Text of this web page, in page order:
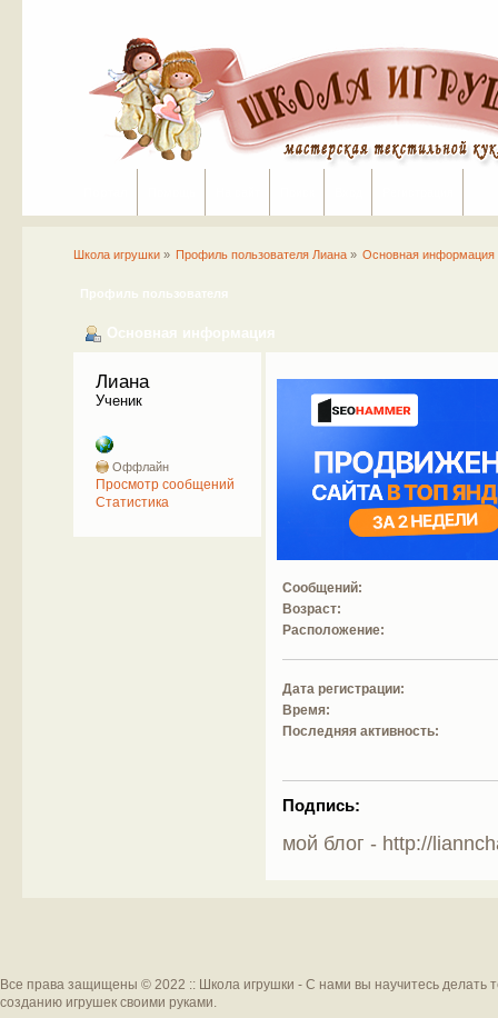
Школа игрушки» Профиль пользователя Лиана » Основная информация
Профиль пользователя
Основная информация
Лиана
Ученик
Оффлайн
Просмотр сообщений
Статистика
Сообщений:
Возраст:
Расположение:
Дата регистрации:
Время:
Последняя активность:
Подпись:
мой блог - http://
Все права защищены © 2022 :: Школа игрушки - С нами вы научитесь делать
созданию игрушек своими руками.